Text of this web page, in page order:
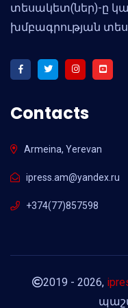
տեսակետ(ներ)-ը
խմբագրության
Contacts
Armeina, Yerevan
ipress.am@yandex.ru
+374(77)857598
2019 - 2026,